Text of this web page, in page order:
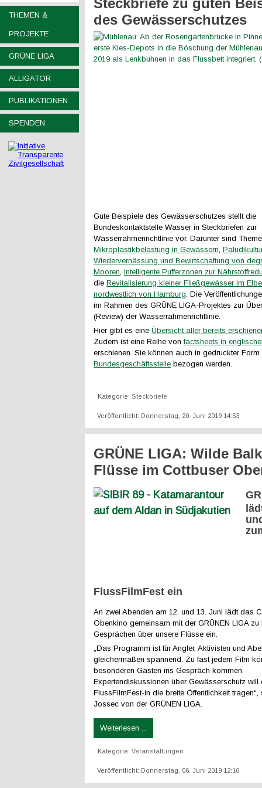
THEMEN &
PROJEKTE
GRÜNE LIGA
ALLIGATOR
PUBLIKATIONEN
SPENDEN
Steckbriefe zu guten
des Gewässerschutzes
Gute Beispiele des Gewässerschutzes stellt die
Bundeskontaktstelle Wasser in Steckbriefen zur
Wasserrahmenrichtlinie vor. Darunter sind
Mikroplastikbelastung in Gewässern,
Wiedervernässung und Bewirtschaftung von
Mooren, Intelligente Pufferzonen zur
die Revitalisierung kleiner Fließgewässer im
nordwestlich von Hamburg. Die
im Rahmen des GRÜNE LIGA-Projektes zur
(Review) der Wasserrahmenrichtlinie.
Hier gibt es eine Übersicht aller bereits
Zudem ist eine Reihe vonfactsheets in
erschienen. Sie können auch in gedruckter Form
Bundesgeschäftsstelle bezogen werden.
Kategorie: Steckbriefe
Veröffentlicht: Donnerstag, 20. Juni 2019 14:53
GRÜNE LIGA: Wilde
Flüsse im Cottbuser
FlussFilmFest ein
An zwei Abenden am 12. und 13. Juni lädt das
Obenkino gemeinsam mit der GRÜNEN LIGA zu
Gesprächen über unsere Flüsse ein.
„Das Programm ist für Angler, Aktivisten und
gleichermaßen spannend. Zu fast jedem Film
besonderen Gästen ins Gespräch kommen.
Expertendiskussionen über Gewässerschutz will
FlussFilmFest-in die breite Öffentlichkeit
Jossec von der GRÜNEN LIGA.
Weiterlesen ...
Kategorie: Veranstaltungen
Veröffentlicht: Donnerstag, 06. Juni 2019 12:16